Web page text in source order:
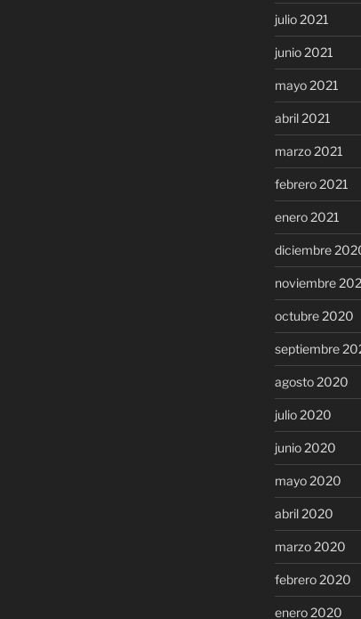
julio 2021
junio 2021
mayo 2021
abril 2021
marzo 2021
febrero 2021
enero 2021
diciembre
noviembre
octubre 2020
septiembre
agosto 2020
julio 2020
junio 2020
mayo 2020
abril 2020
marzo 2020
febrero 2020
enero 2020